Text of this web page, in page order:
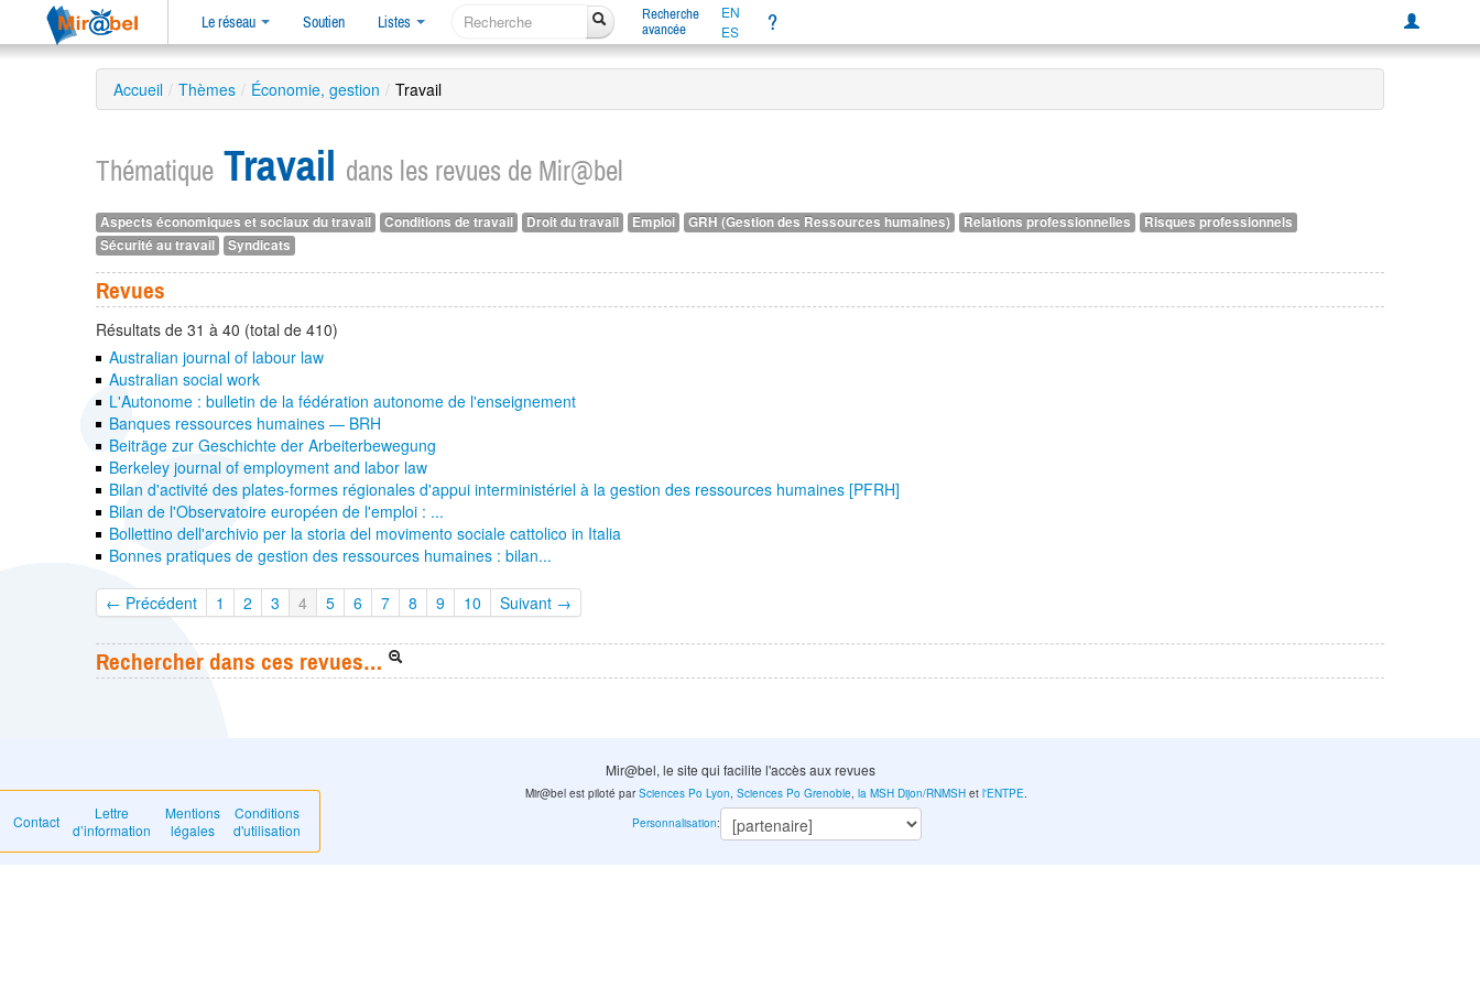
Le réseau Soutien Listes
Recherche
avancée
EN
ES
?
Accueil / Thèmes / Économie, gestion / Travail
Thématique Travail dans les revues de Mir@bel
Aspects économiques et sociaux du travail Conditions de travail Droit du travail Emploi GRH (Gestion des Ressources humaines) Relations professionnelles
Risques professionnels
Sécurité au travail
Syndicats
Revues
Résultats de 31 à 40 (total de 410)
Australian journal of labour law
Australian social work
L'Autonome : bulletin de la fédération autonome de l'enseignement
Banques ressources humaines — BRH
Beiträge zur Geschichte der Arbeiterbewegung
Berkeley journal of employment and labor law
Bilan d'activité des plates-formes régionales d'appui interministériel à la gestion des ressources humaines [PFRH]
Bilan de l'Observatoire européen de l'emploi : ...
Bollettino dell'archivio per la storia del movimento sociale cattolico in Italia
Bonnes pratiques de gestion des ressources humaines : bilan...
← Précédent 1 2 3 4 5 6 7 8 9 10 Suivant →
Rechercher dans ces revues…
Mir@bel, le site qui facilite l'accès aux revues
Contact
Lettre
d’information
Mentions
légales
Conditions
d'utilisation
Mir@bel est piloté parSciences Po Lyon,Sciences Po Grenoble,la MSH Dijon/RNMSH etl'ENTPE.
Personnalisation: